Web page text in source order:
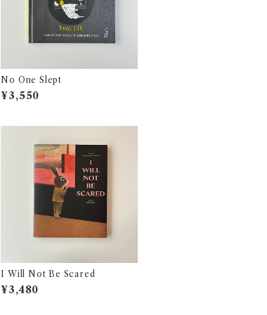
No One Slept
¥3,550
I Will Not Be Scared
¥3,480